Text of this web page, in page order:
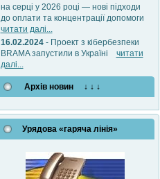
на серці у 2026 році — нові підходи
до оплати та концентрації допомоги
читати далі...
16.02.2024- Проект з кібербезпеки
BRAMA запустили в Україні читати
далі...
Архів новин ↓ ↓ ↓
Урядова «гаряча лінія»